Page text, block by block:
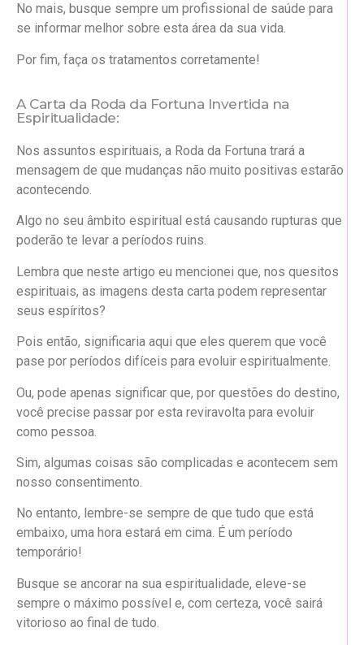
No mais, busque sempre um profissional de saúde para
se informar melhor sobre esta área da sua vida.
Por fim, faça os tratamentos corretamente!
A Carta da Roda da Fortuna Invertida na
Espiritualidade:
Nos assuntos espirituais, a Roda da Fortuna trará a
mensagem de que mudanças não muito positivas estarão
acontecendo.
Algo no seu âmbito espiritual está causando rupturas que
poderão te levar a períodos ruins.
Lembra que neste artigo eu mencionei que, nos quesitos
espirituais, as imagens desta carta podem representar
seus espíritos?
Pois então, significaria aqui que eles querem que você
pase por períodos difíceis para evoluir espiritualmente.
Ou, pode apenas significar que, por questões do destino,
você precise passar por esta reviravolta para evoluir
como pessoa.
Sim, algumas coisas são complicadas e acontecem sem
nosso consentimento.
No entanto, lembre-se sempre de que tudo que está
embaixo, uma hora estará em cima. É um período
temporário!
Busque se ancorar na sua espiritualidade, eleve-se
sempre o máximo possível e, com certeza, você sairá
vitorioso ao final de tudo.